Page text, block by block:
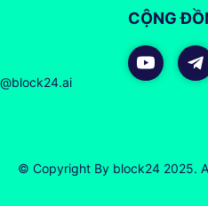
CỘNG
© Copyright By block24 2025.